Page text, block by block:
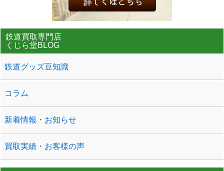
鉄道買取専門店
くじら堂BLOG
鉄道グッズ豆知識
コラム
新着情報・お知らせ
買取実績・お客様の声